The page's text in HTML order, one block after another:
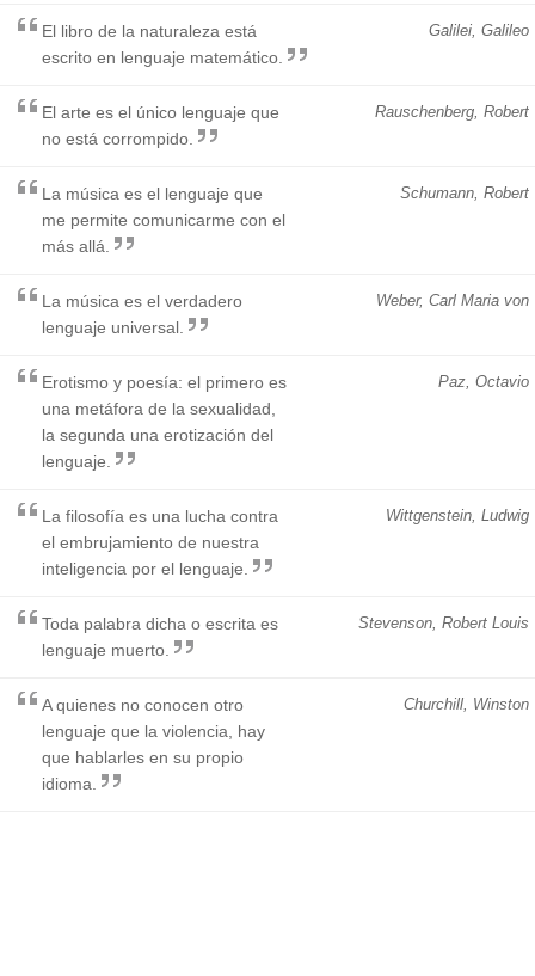
Galilei, Galileo
El libro de la naturaleza está
escrito en lenguaje matemático.
Rauschenberg, Robert
El arte es el único lenguaje que
no está corrompido.
Schumann, Robert
La música es el lenguaje que
me permite comunicarme con el
más allá.
Weber, Carl Maria von
La música es el verdadero
lenguaje universal.
Paz, Octavio
Erotismo y poesía: el primero es
una metáfora de la sexualidad,
la segunda una erotización del
lenguaje.
Wittgenstein, Ludwig
La filosofía es una lucha contra
el embrujamiento de nuestra
inteligencia por el lenguaje.
Stevenson, Robert Louis
Toda palabra dicha o escrita es
lenguaje muerto.
Churchill, Winston
A quienes no conocen otro
lenguaje que la violencia, hay
que hablarles en su propio
idioma.